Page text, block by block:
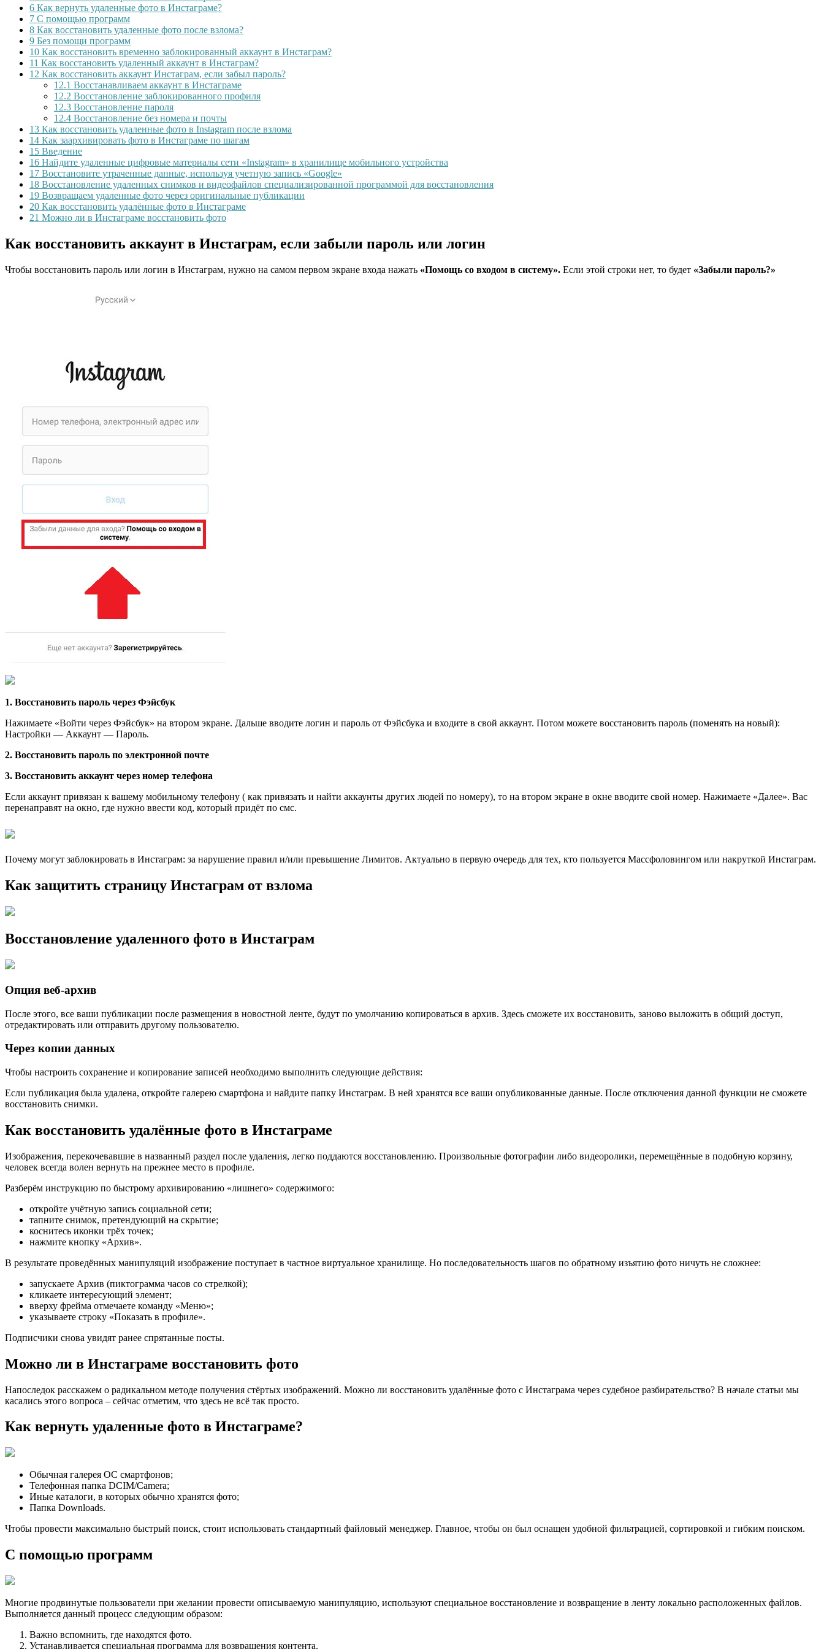
6 Как вернуть удаленные фото в Инстаграме?
7 С помощью программ
8 Как восстановить удаленные фото после взлома?
9 Без помощи программ
10 Как восстановить временно заблокированный аккаунт в Инстаграм?
11 Как восстановить удаленный аккаунт в Инстаграм?
12 Как восстановить аккаунт Инстаграм, если забыл пароль?
12.1 Восстанавливаем аккаунт в Инстаграме
12.2 Восстановление заблокированного профиля
12.3 Восстановление пароля
12.4 Восстановление без номера и почты
13 Как восстановить удаленные фото в Instagram после взлома
14 Как заархивировать фото в Инстаграме по шагам
15 Введение
16 Найдите удаленные цифровые материалы сети «Instagram» в хранилище мобильного устройства
17 Восстановите утраченные данные, используя учетную запись «Google»
18 Восстановление удаленных снимков и видеофайлов специализированной программой для восстановления
19 Возвращаем удаленные фото через оригинальные публикации
20 Как восстановить удалённые фото в Инстаграме
21 Можно ли в Инстаграме восстановить фото
Как восстановить аккаунт в Инстаграм, если забыли пароль или логин
Чтобы восстановить пароль или логин в Инстаграм, нужно на самом первом экране входа нажать «Помощь со входом в систему». Если этой строки нет, то будет «Забыли пароль?»
1. Восстановить пароль через Фэйсбук
Нажимаете «Войти через Фэйсбук» на втором экране. Дальше вводите логин и пароль от Фэйсбука и входите в свой аккаунт. Потом можете восстановить пароль (поменять на новый):
Настройки — Аккаунт — Пароль.
2. Восстановить пароль по электронной почте
3. Восстановить аккаунт через номер телефона
Если аккаунт привязан к вашему мобильному телефону ( как привязать и найти аккаунты других людей по номеру), то на втором экране в окне вводите свой номер. Нажимаете «Далее». Вас
перенаправят на окно, где нужно ввести код, который придёт по смс.
Почему могут заблокировать в Инстаграм: за нарушение правил и/или превышение Лимитов. Актуально в первую очередь для тех, кто пользуется Массфоловингом или накруткой Инстаграм.
Как защитить страницу Инстаграм от взлома
Восстановление удаленного фото в Инстаграм
Опция веб-архив
После этого, все ваши публикации после размещения в новостной ленте, будут по умолчанию копироваться в архив. Здесь сможете их восстановить, заново выложить в общий доступ,
отредактировать или отправить другому пользователю.
Через копии данных
Чтобы настроить сохранение и копирование записей необходимо выполнить следующие действия:
Если публикация была удалена, откройте галерею смартфона и найдите папку Инстаграм. В ней хранятся все ваши опубликованные данные. После отключения данной функции не сможете
восстановить снимки.
Как восстановить удалённые фото в Инстаграме
Изображения, перекочевавшие в названный раздел после удаления, легко поддаются восстановлению. Произвольные фотографии либо видеоролики, перемещённые в подобную корзину,
человек всегда волен вернуть на прежнее место в профиле.
Разберём инструкцию по быстрому архивированию «лишнего» содержимого:
откройте учётную запись социальной сети;
тапните снимок, претендующий на скрытие;
коснитесь иконки трёх точек;
нажмите кнопку «Архив».
В результате проведённых манипуляций изображение поступает в частное виртуальное хранилище. Но последовательность шагов по обратному изъятию фото ничуть не сложнее:
запускаете Архив (пиктограмма часов со стрелкой);
кликаете интересующий элемент;
вверху фрейма отмечаете команду «Меню»;
указываете строку «Показать в профиле».
Подписчики снова увидят ранее спрятанные посты.
Можно ли в Инстаграме восстановить фото
Напоследок расскажем о радикальном методе получения стёртых изображений. Можно ли восстановить удалённые фото с Инстаграма через судебное разбирательство? В начале статьи мы
касались этого вопроса – сейчас отметим, что здесь не всё так просто.
Как вернуть удаленные фото в Инстаграме?
Обычная галерея ОС смартфонов;
Телефонная папка DCIM/Camera;
Иные каталоги, в которых обычно хранятся фото;
Папка Downloads.
Чтобы провести максимально быстрый поиск, стоит использовать стандартный файловый менеджер. Главное, чтобы он был оснащен удобной фильтрацией, сортировкой и гибким поиском.
С помощью программ
Многие продвинутые пользователи при желании провести описываемую манипуляцию, используют специальное восстановление и возвращение в ленту локально расположенных файлов.
Выполняется данный процесс следующим образом:
Важно вспомнить, где находятся фото.
Устанавливается специальная программа для возвращения контента.